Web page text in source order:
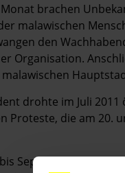
brachen
malawischen
den
Organisation.
drohte im Juli
Proteste, die am 20.
September 2011